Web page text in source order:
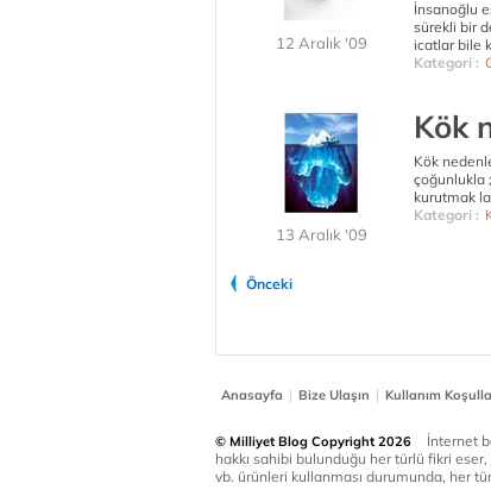
12 Aralık '09
İnsanoğlu
sürekli bir
icatlar bile
Kategori :
13 Aralık '09
Kök
Kök
çoğunlukla
kurutmak
Kategori :
Önceki
Anasayfa | Bize Ulaşın | Kullanım
© Milliyet Blog Copyright 2026
İnternet
hakkı sahibi bulunduğu her türlü fikri
vb. ürünleri kullanması durumunda, her